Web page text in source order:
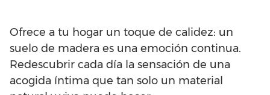
Ofrece a tu hogar un toque de calidez: un
suelo de madera es una emoción continua.
Redescubrir cada día la sensación de una
acogida íntima que tan solo un material